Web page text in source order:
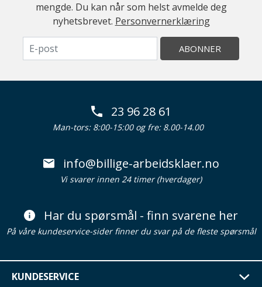
mengde. Du kan når som helst avmelde deg
nyhetsbrevet. Personvernerklæring
ABONNER
23 96 28 61
Man-tors: 8:00-15:00 og fre: 8.00-14.00
info@billige-arbeidsklaer.no
Vi svarer innen 24 timer (hverdager)
Har du spørsmål - finn svarene her
På våre kundeservice-sider finner du svar på de fleste spørsmål
KUNDESERVICE